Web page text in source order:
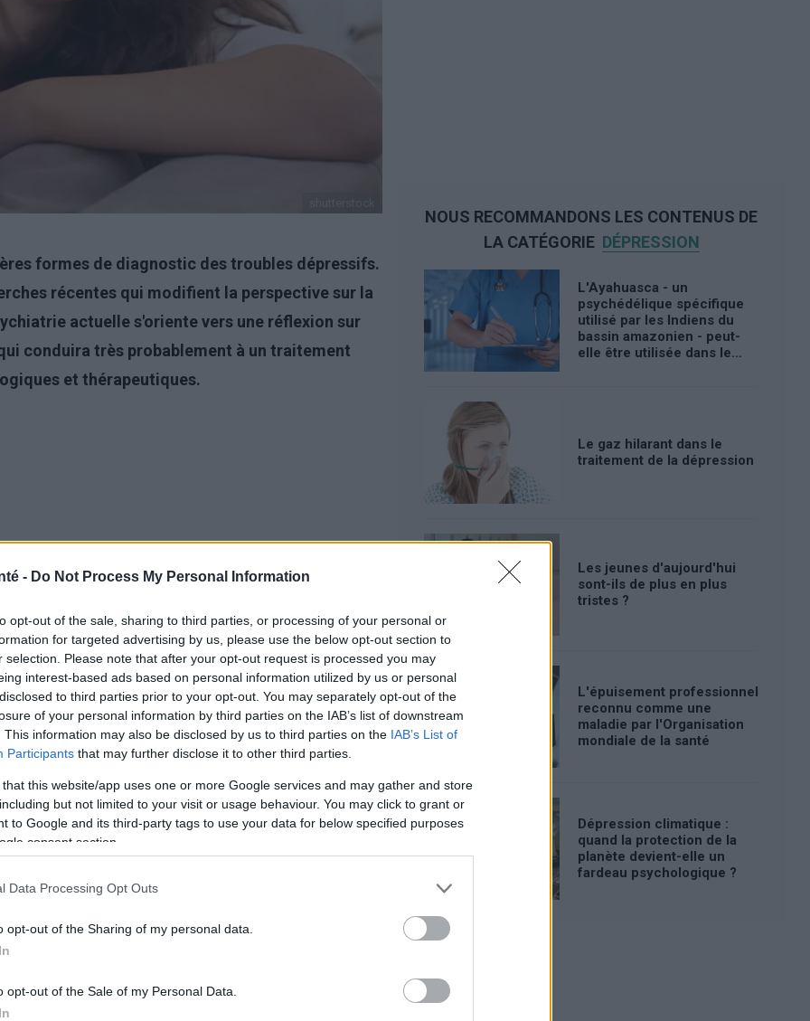
- Do Not Process My Personal Information
opt-out of the sale, sharing to third parties, or processing of your personal or
for targeted advertising by us, please use the below opt-out section to
selection. Please note that after your opt-out request is processed you may
interest-based ads based on personal information utilized by us or personal
to third parties prior to your opt-out. You may separately opt-out of the
of your personal information by third parties on the IAB’s list of downstream
This information may also be disclosed by us to third parties on the IAB’s List of
Participants that may further disclose it to other third parties.
that this website/app uses one or more Google services and may gather and store
but not limited to your visit or usage behaviour. You may click to grant or
to Google and its third-party tags to use your data for below specified purposes
consent section.
Data Processing Opt Outs
opt-out of the Sharing of my personal data.
opt-out of the Sale of my Personal Data.
formes de diagnostic des troubles dépressifs.
récentes qui modifient la perspective sur la
actuelle s'oriente vers une réflexion sur
conduira très probablement à un traitement
et thérapeutiques.
dépression
les plus répandus dans le monde
un fonctionnement social complet. Au cours du
de 36 % des cas de fonctionnement incomplet
NOUS RECOMMANDONS LES CONTENUS DE
LA CATÉGORIE DÉPRESSION
L'Ayahuasca - un
psychédélique spécifique
utilisé par les Indiens du
bassin amazonien - peut-
elle être utilisée dans le
Le gaz hilarant dans le
traitement de la dépression
Les jeunes d'aujourd'hui
sont-ils de plus en plus
tristes ?
L'épuisement professionnel
reconnu comme une
maladie par l'Organisation
mondiale de la santé
Dépression climatique :
quand la protection de la
planète devient-elle un
fardeau psychologique ?
Publicité: